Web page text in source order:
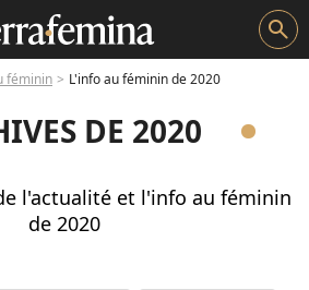
search
féminin L'info au féminin de 2020
DE 2020
l'actualité et l'info au féminin
de 2020